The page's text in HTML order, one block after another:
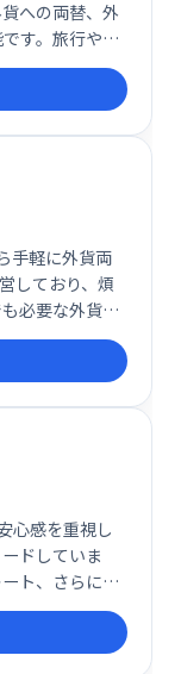
への両替、外
す。旅行やビ
気軽にご利用
手軽に外貨両
しており、煩
必要な外貨を
ビジネスをサ
心感を重視し
ドしていま
ト、さらに個
ービスが特徴
い層におすす